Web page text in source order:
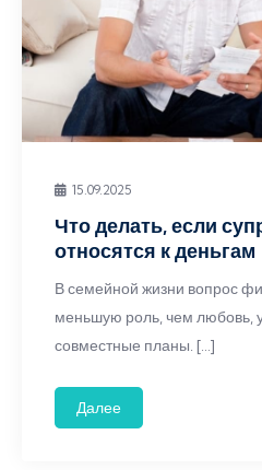
15.09.2025
Что делать, если
относятся к деньгам
В семейной жизни вопрос
меньшую роль, чем любовь,
совместные планы. […]
Далее